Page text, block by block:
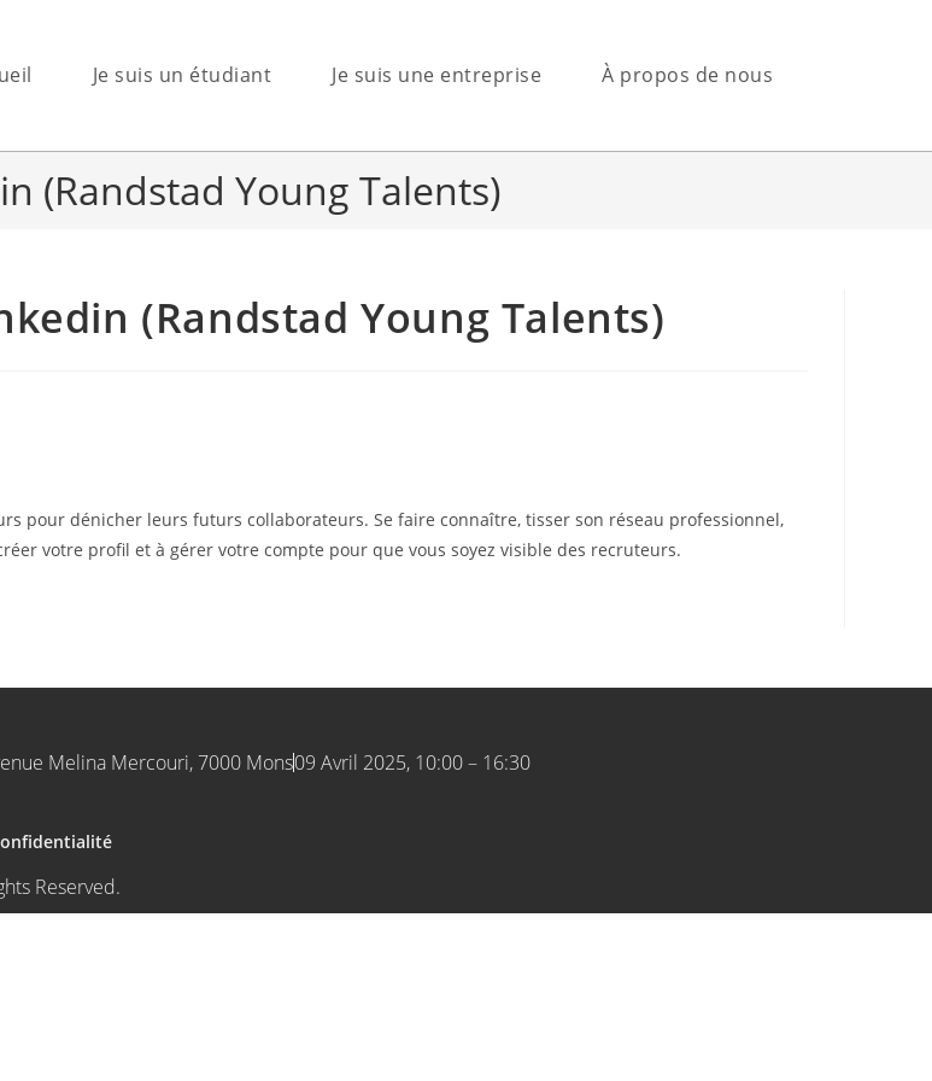
Je suis un étudiant Je suis une entreprise À propos de nous
(Randstad Young Talents)
(Randstad Young Talents)
pour dénicher leurs futurs collaborateurs. Se faire connaître, tisser son réseau professionnel,
votre profil et à gérer votre compte pour que vous soyez visible des recruteurs.
Melina Mercouri, 7000 Mons09 Avril 2025, 10:00 – 16:30
Reserved.